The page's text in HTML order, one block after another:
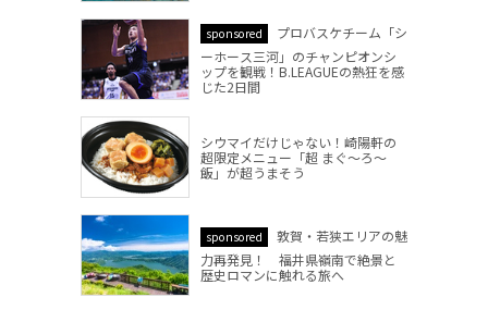
sponsored
プロバスケチーム「シ
ーホース三河」のチャンピオンシ
ップを観戦！B.LEAGUEの熱狂を感
じた2日間
シウマイだけじゃない！崎陽軒の
超限定メニュー「超 まぐ～ろ～
飯」が超うまそう
sponsored
敦賀・若狭エリアの魅
力再発見！ 福井県嶺南で絶景と
歴史ロマンに触れる旅へ